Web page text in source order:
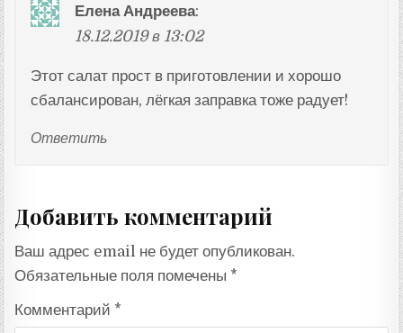
Елена Андреева:
18.12.2019 в 13:02
Этот салат прост в приготовлении и хорошо
сбалансирован, лёгкая заправка тоже радует!
Ответить
Добавить комментарий
Ваш адрес email не будет опубликован.
Обязательные поля помечены *
Комментарий *